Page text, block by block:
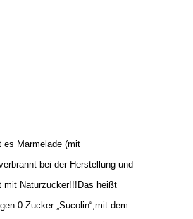
es Marmelade (mit
bei der Herstellung und
mit Naturzucker!!!Das heißt
0-Zucker „Sucolin“,mit dem